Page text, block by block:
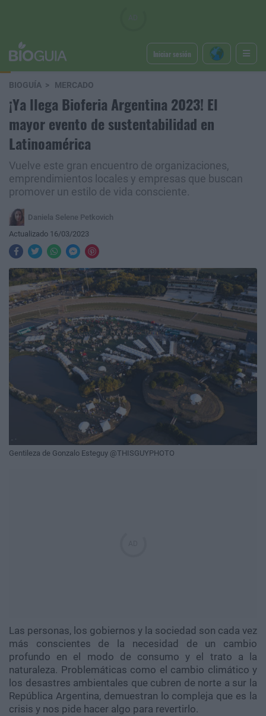
Iniciar sesión
BIOGUÍA MERCADO
¡Ya llega Bioferia Argentina 2023! El
mayor evento de sustentabilidad en
Latinoamérica
Vuelve este gran encuentro de organizaciones,
emprendimientos locales y empresas que buscan
promover un estilo de vida consciente.
Daniela Selene Petkovich
Actualizado 16/03/2023
Gentileza de Gonzalo Esteguy @THISGUYPHOTO
Las personas, los gobiernos y la sociedad son cada vez
más conscientes de la necesidad de un cambio
profundo en el modo de consumo y el trato a la
naturaleza. Problemáticas como el cambio climático y
los desastres ambientales que cubren de norte a sur la
República Argentina, demuestran lo compleja que es la
crisis y nos pide hacer algo para revertirlo.